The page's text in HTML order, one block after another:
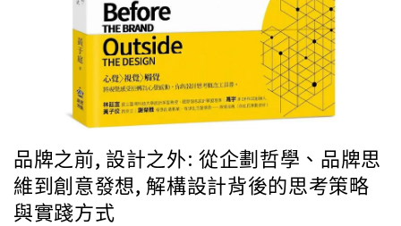
品牌之前, 設計之外: 從企劃哲學、品牌思
維到創意發想, 解構設計背後的思考策略
與實踐方式